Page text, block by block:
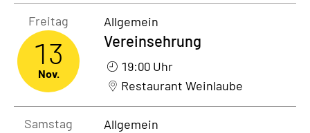
Freitag
13
Nov.
Vereinsehrung
Allgemein
19:00 Uhr
Restaurant Weinlaube
Samstag Allgemein